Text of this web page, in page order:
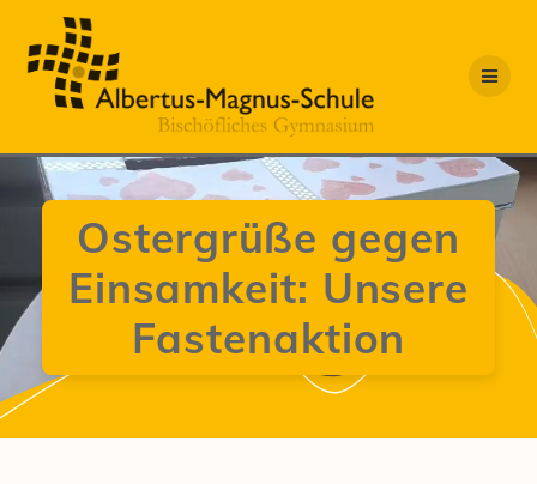
Ostergrüße gegen
Einsamkeit: Unsere
Fastenaktion